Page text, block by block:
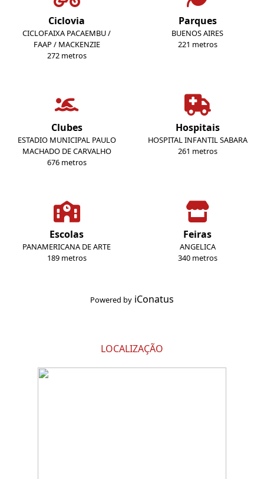
Ciclovia
CICLOFAIXA PACAEMBU /
FAAP / MACKENZIE
272 metros
Parques
BUENOS AIRES
221 metros
Clubes
ESTADIO MUNICIPAL PAULO
MACHADO DE CARVALHO
676 metros
Hospitais
HOSPITAL INFANTIL SABARA
261 metros
Escolas
PANAMERICANA DE ARTE
189 metros
Feiras
ANGELICA
340 metros
Powered by iConatus
LOCALIZAÇÃO